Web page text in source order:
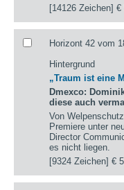
[14126 Zeichen]€
Horizont 42 vom
Hintergrund
„Traum ist eine
Dmexco:
diese auch
Von
Premiere unter
Director
es nicht liegen.
[9324 Zeichen]€